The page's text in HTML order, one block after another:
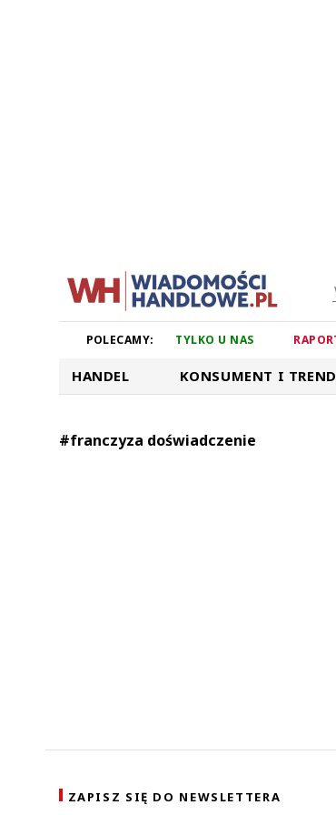
POLECAMY: TYLKO U NAS
HANDEL KONSUMENT I
#franczyza doświadczenie
ZAPISZ SIĘ DO NEWSLETTERA